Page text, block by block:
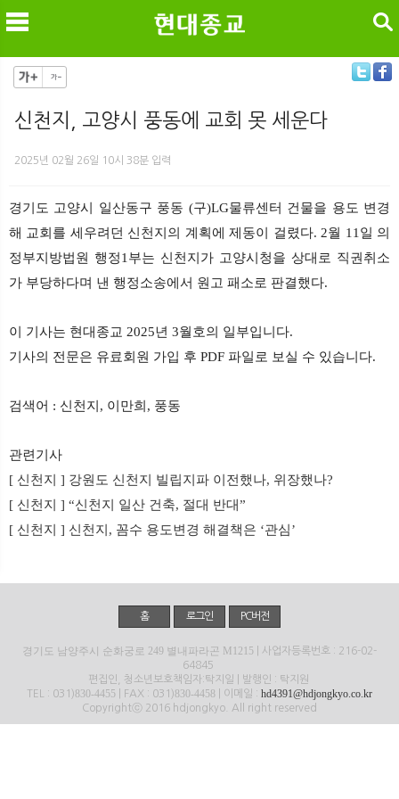
뉴
검색
신천지, 고양시 풍동에 교회 못 세운다
2025년 02월 26일 10시 38분 입력
경기도 고양시 일산동구 풍동 (구)LG물류센터 건물을 용도 변경
해 교회를 세우려던 신천지의 계획에 제동이 걸렸다. 2월 11일 의
정부지방법원 행정1부는 신천지가 고양시청을 상대로 직권취소
가 부당하다며 낸 행정소송에서 원고 패소로 판결했다.
이 기사는 현대종교 2025년 3월호의 일부입니다.
기사의 전문은 유료회원 가입 후 PDF 파일로 보실 수 있습니다.
검색어 : 신천지, 이만희, 풍동
관련기사
[ 신천지 ] 강원도 신천지 빌립지파 이전했나, 위장했나?
[ 신천지 ] “신천지 일산 건축, 절대 반대”
[ 신천지 ] 신천지, 꼼수 용도변경 해결책은 ‘관심’
홈 로그인 PC버전
경기도 남양주시 순화궁로 249 별내파라곤 M1215 | 사업자등록번호 : 216-02-
64845
편집인, 청소년보호책임자:탁지일 | 발행인 : 탁지원
TEL : 031)830-4455 | FAX : 031)830-4458 | 이메일 : hd4391@hdjongkyo.co.kr
Copyrightⓒ 2016 hdjongkyo. All right reserved